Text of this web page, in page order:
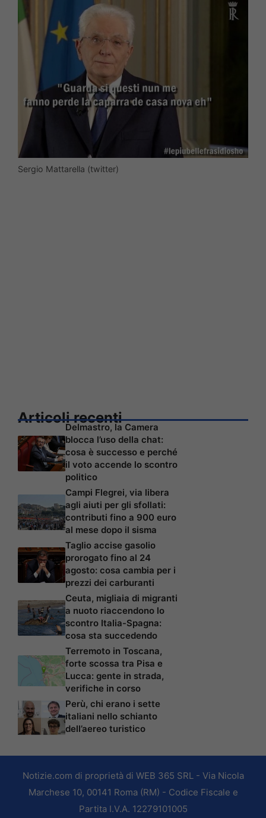
Sergio Mattarella (twitter)
Articoli recenti
Delmastro, la Camera
blocca l’uso della chat:
cosa è successo e perché
il voto accende lo scontro
politico
Campi Flegrei, via libera
agli aiuti per gli sfollati:
contributi fino a 900 euro
al mese dopo il sisma
Taglio accise gasolio
prorogato fino al 24
agosto: cosa cambia per i
prezzi dei carburanti
Ceuta, migliaia di migranti
a nuoto riaccendono lo
scontro Italia-Spagna:
cosa sta succedendo
Terremoto in Toscana,
forte scossa tra Pisa e
Lucca: gente in strada,
verifiche in corso
Perù, chi erano i sette
italiani nello schianto
dell’aereo turistico
Notizie.com di proprietà di WEB 365 SRL - Via Nicola
Marchese 10, 00141 Roma (RM) - Codice Fiscale e
Partita I.V.A. 12279101005